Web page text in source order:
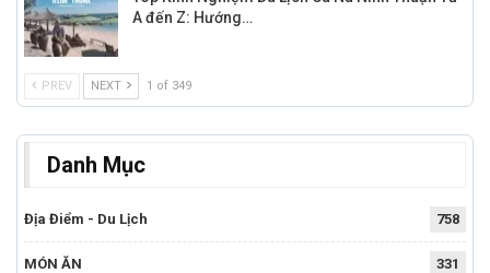
A đến Z: Hướng…
PREV NEXT 1 of 349
Danh Mục
Địa Điểm - Du Lịch 758
MÓN ĂN 331